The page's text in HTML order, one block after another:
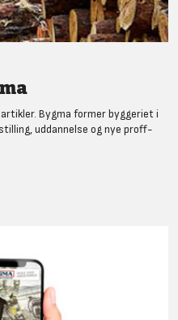
Bygma former byggeriet i
uddannelse og nye proff-